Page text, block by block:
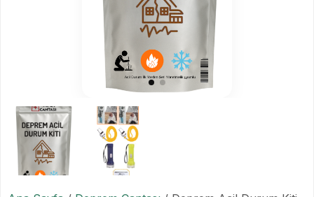
İlk Yardım Çantası
Toptan Deprem Çantası